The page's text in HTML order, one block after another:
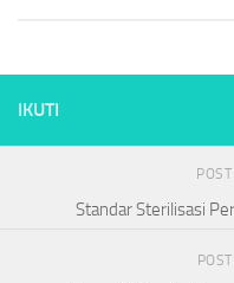
IKUTI
Standar Sterilisasi